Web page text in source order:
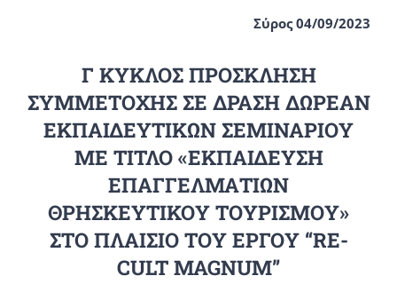
Σύρος 04/09/2023
Γ ΚΥΚΛΟΣ ΠΡΟΣΚΛΗΣΗ
ΣΥΜΜΕΤΟΧΗΣ ΣΕ ΔΡΑΣΗ ΔΩΡΕΑΝ
ΕΚΠΑΙΔΕΥΤΙΚΩΝ ΣΕΜΙΝΑΡΙΟΥ
ΜΕ ΤΙΤΛΟ «ΕΚΠΑΙΔΕΥΣΗ
ΕΠΑΓΓΕΛΜΑΤΙΩΝ
ΘΡΗΣΚΕΥΤΙΚΟΥ ΤΟΥΡΙΣΜΟΥ»
ΣΤΟ ΠΛΑΙΣΙΟ ΤΟΥ ΕΡΓΟΥ “RE-
CULT MAGNUM”